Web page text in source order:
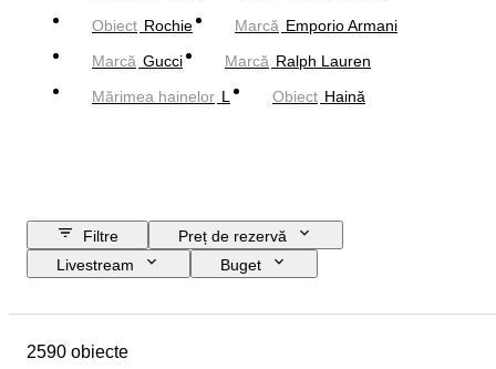
Obiect Rochie Marcă Emporio Armani
Marcă Gucci Marcă Ralph Lauren
Mărimea hainelor L Obiect Haină
Filtre
Preț de rezervă
Livestream
Buget
Țara de Proveniență
2590 obiecte